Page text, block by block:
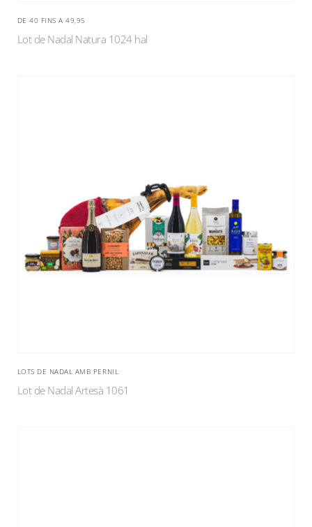
DE 40 FINS A 49,95
Lot de Nadal Natura 1024 hal
LOTS DE NADAL AMB PERNIL
Lot de Nadal Artesà 1061